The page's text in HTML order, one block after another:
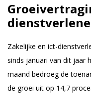
Zakelijke en ict-
sinds januari van dit jaar
maand bedroeg de
de groei uit op 14,7